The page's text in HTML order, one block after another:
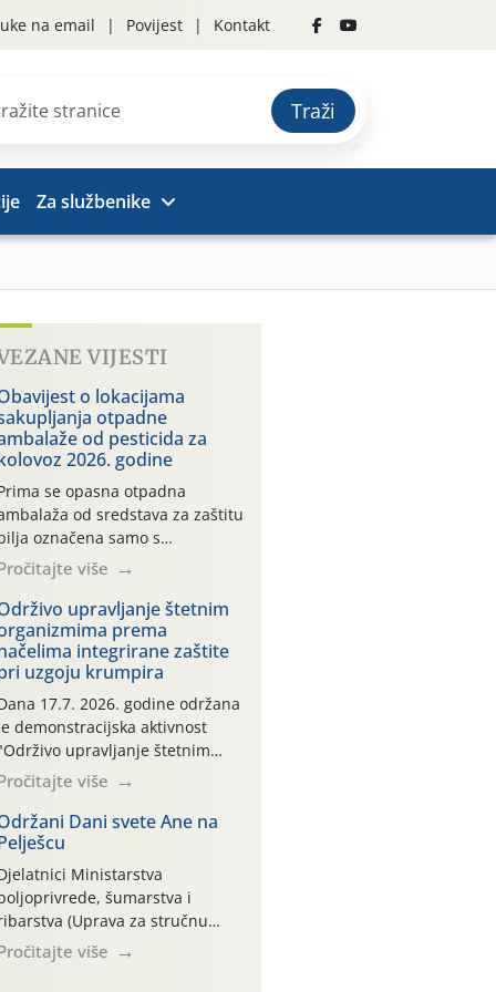
na email Povijest Kontakt
Traži
Za službenike
VIJESTI
o lokacijama
otpadne
od pesticida za
2026. godine
se opasna otpadna
od sredstava za zaštitu
označena samo s
i oznakom
CROCPA EKO MODEL:
ambalaža kao i
drugih proizvoda koji
sredstva za zaštitu bilja
(npr. ambalaža od mineralnih
se ne prihvaća.
je osiguran
povrat prazne
isključivo ovih tvrtki:
MAKS, AGRONOM,
TKI* (PINUS […]
više
upravljanje štetnim
prema
integrirane zaštite
uzgoju krumpira
17.7. 2026. godine održana
demonstracijska aktivnost
upravljanje štetnim
prema načelima
integrirane zaštite pri uzgoju
na pokusnom polju
kraj naselja Belica
parcela ID 2445031)
dio Međimurske
više
Dani svete Ane na
Ministarstva
šumarstva i
(Uprava za stručnu
razvoju poljoprivrede)
sudjelovali su na tradicionalnom
više